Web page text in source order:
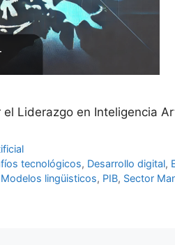
Liderazgo en Inteligencia
tecnológicos, Desarrollo digital,
Modelos lingüisticos, PIB, Sector